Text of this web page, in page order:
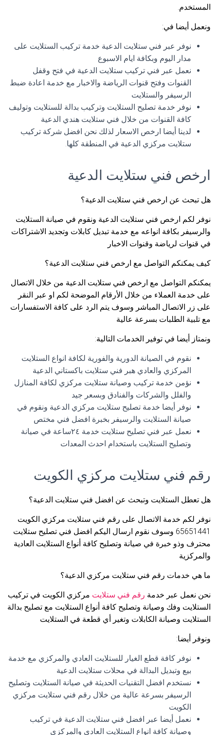
المستخدم.
ونعمل أيضا في:
نوفر عبر فني ستلايت الدعية خدمة تركيب الستلايت على
مدار اليوم وبكافة ايام الاسبوع
نعمل عبر فني تركيب ستلايت الدعية في فتح وقفل
القنوات وفتح قنوات الرياضة والاخبار مع خدمة اعادة ضبط
الرسيفر والستلايت
نوفر خدمة تصليح الستلايت وتركيب بدالة للستلايت وتوليف
كافة القنوات من خلال فني ستلايت هندي الدعية
لدينا أيضا ارخص الاسعار لذلك نحن افضل شركة تركيب
ستلايت مركزي الدعية في المنطقة كلها.
ارخص فني ستلايت الدعية
هل تبحث عن ارخص فني ستلايت الدعية؟
نوفر لكم ارخص فني ستلايت الدعية ونقوم في صيانة الستلايت
والرسيفر بكافة انواعه مع خدمة تبديل كابلات وتجديد الاشتراكات
في قنوات لرياضة وقنوات الاخبار
كيف يمكنكم التواصل مع ارخص فني ستلايت الدعية؟
يمكنكم التواصل مع ارخص فني ستلايت الدعية من خلال الاتصال
على خدمة العملاء من خلال الأرقام الموضحة لكم او عبر النقر
على زر الاتصال المباشر وسوف يتم الرد على كافة الاستفسارات
مع تلبية الطلبات بسرعة عالية
ونمتاز أيضا في توفير الخدمات التالية:
نقوم في الصيانة الدورية والفورية لكافة انواع الستلايت
المركزي والعادي هبر فني ستلايت باكستاني الدعية
نؤمن خدمة تركيب وصيانة ستلايت مركزي لكافة المنازل
والفلل والشركات والفنادق وبسعر جيد
نوفر أيضا خدمة تصليح ستلايت مركزي الدعية ونقوم في
صيانة الستلايت والرسيفر بخبرة افضل فني مختص
نعمل عبر فني تصليح ستلايت خدمة ٢٤ساعة في صيانة
وتصليح الستلايت باستخدام احدث المعدات
رقم فني ستلايت مركزي الكويت
هل تعطل الستلايت وتبحث عن افضل فني ستلايت الدعية؟
نوفر لكم خدمة الاتصال على رقم فني ستلايت مركزي الكويت
65651441 وسوف نقوم ارسال اليكم افضل فني تصليح ستلايت
محترف وذو خبرة في صيانة وتصليح كافة أنواع الستلايت العادية
والمركزية
ما هي خدمات رقم فني ستلايت مركزي الدعية؟
نحن نعمل عبر خدمة رقم فني ستلايت مركزي الكويت في تركيب
الستلايت وفك وصيانة وتصليح كافة أنواع الستلايت مع تصليح بدالة
الستلايت وصيانة الكابلات وتغير أي قطعة في الستلايت
ونوفر أيضا:
نوفر كافة قطع الغيار للستلايت العادي والمركزي مع خدمة
بيع وتبديل البدالة في محلات ستلايت الدعية
نستخدم افضل التقنيات الحديثة في صيانة الستلايت وتصليح
الرسيفر بسرعة عالية من خلال رقم فني ستلايت مركزي
الكويت
نعمل أيضا عبر افضل فني ستلايت الدعية في تركيب
وصيانة كافة انواع الستلايت العادي والمركزي